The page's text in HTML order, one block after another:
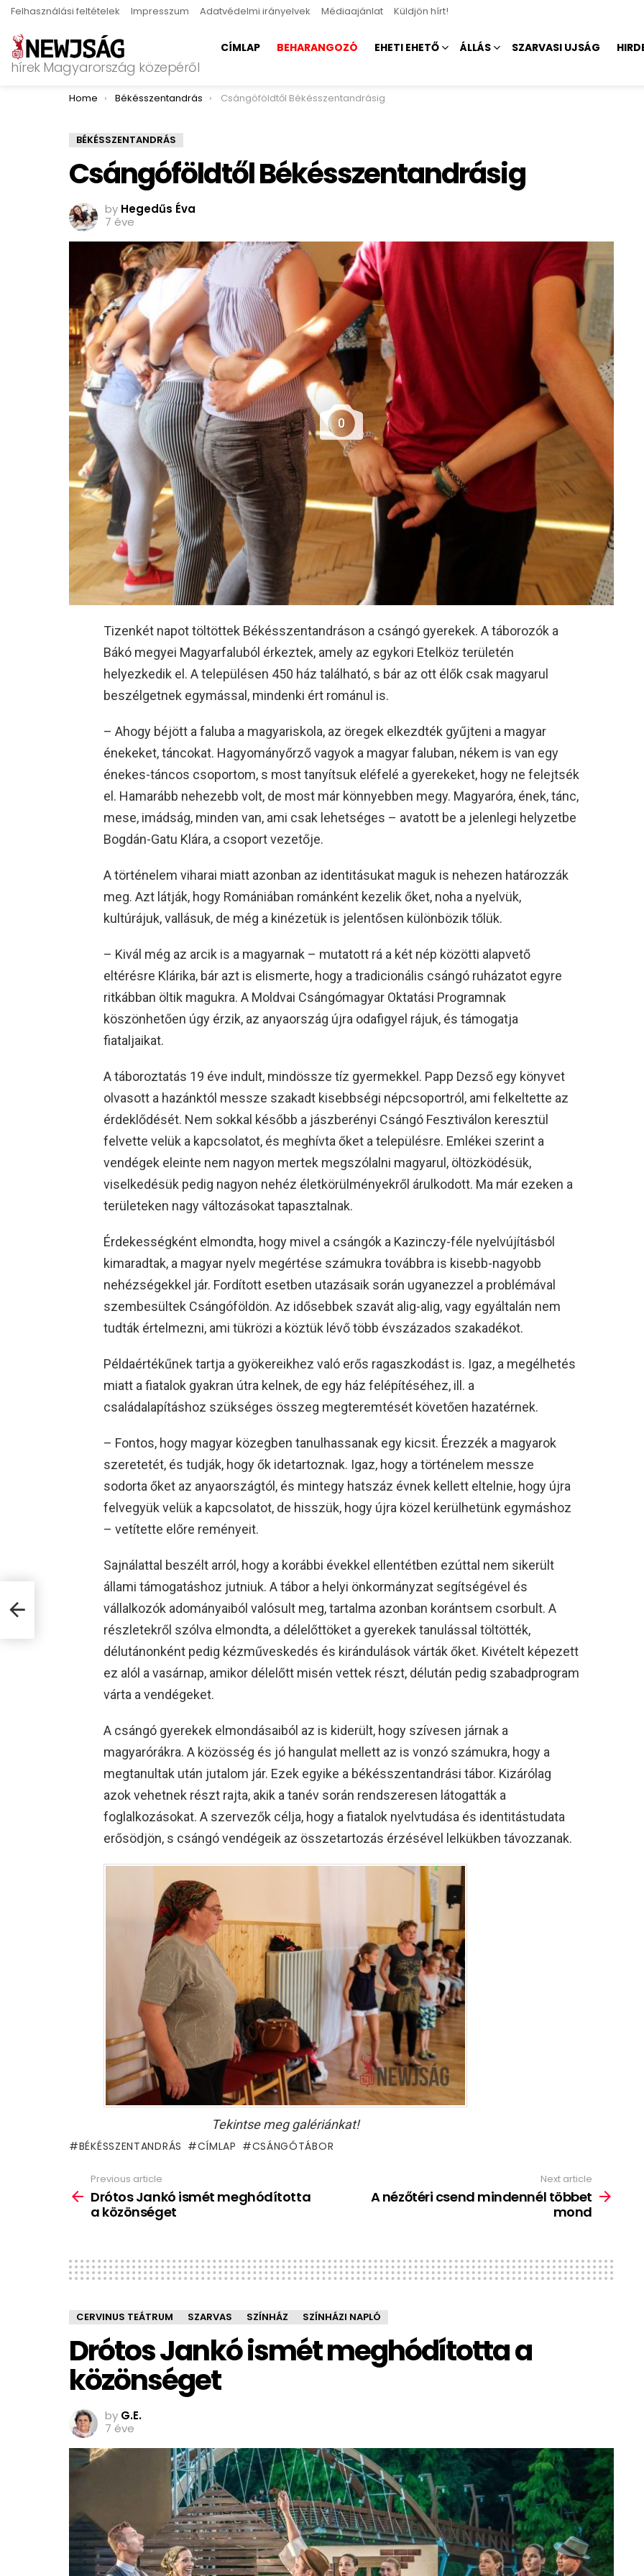
Felhasználási feltételek Impresszum Adatvédelmi irányelvek Médiaajánlat Küldjön hírt!
hírek Magyarország közepéről
CÍMLAP BEHARANGOZÓ EHETI EHETŐ ÁLLÁS SZARVASI UJSÁG
You are here:
Home Békésszentandrás Csángóföldtől Békésszentandrásig
BÉKÉSSZENTANDRÁS
Csángóföldtől Békésszentandrásig
by Hegedűs Éva
7 éve
0
Tizenkét napot töltöttek Békésszentandráson a csángó gyerekek. A táborozók a
Bákó megyei Magyarfaluból érkeztek, amely az egykori Etelköz területén
helyezkedik el. A településen 450 ház található, s bár az ott élők csak magyarul
beszélgetnek egymással, mindenki ért románul is.
– Ahogy béjött a faluba a magyariskola, az öregek elkezdték gyűjteni a magyar
énekeket, táncokat. Hagyományőrző vagyok a magyar faluban, nékem is van egy
énekes-táncos csoportom, s most tanyítsuk eléfelé a gyerekeket, hogy ne felejtsék
el. Hamarább nehezebb volt, de most már könnyebben megy. Magyaróra, ének, tánc,
mese, imádság, minden van, ami csak lehetséges – avatott be a jelenlegi helyzetbe
Bogdán-Gatu Klára, a csoport vezetője.
A történelem viharai miatt azonban az identitásukat maguk is nehezen határozzák
meg. Azt látják, hogy Romániában románként kezelik őket, noha a nyelvük,
kultúrájuk, vallásuk, de még a kinézetük is jelentősen különbözik tőlük.
– Kivál még az arcik is a magyarnak – mutatott rá a két nép közötti alapvető
eltérésre Klárika, bár azt is elismerte, hogy a tradicionális csángó ruházatot egyre
ritkábban öltik magukra. A Moldvai Csángómagyar Oktatási Programnak
köszönhetően úgy érzik, az anyaország újra odafigyel rájuk, és támogatja
fiataljaikat.
A táboroztatás 19 éve indult, mindössze tíz gyermekkel. Papp Dezső egy könyvet
olvasott a hazánktól messze szakadt kisebbségi népcsoportról, ami felkeltette az
érdeklődését. Nem sokkal később a jászberényi Csángó Fesztiválon keresztül
felvette velük a kapcsolatot, és meghívta őket a településre. Emlékei szerint a
vendégek eleinte nem nagyon mertek megszólalni magyarul, öltözködésük,
viselkedésük pedig nagyon nehéz életkörülményekről árulkodott. Ma már ezeken a
területeken nagy változásokat tapasztalnak.
Érdekességként elmondta, hogy mivel a csángók a Kazinczy-féle nyelvújításból
kimaradtak, a magyar nyelv megértése számukra továbbra is kisebb-nagyobb
nehézségekkel jár. Fordított esetben utazásaik során ugyanezzel a problémával
szembesültek Csángóföldön. Az idősebbek szavát alig-alig, vagy egyáltalán nem
tudták értelmezni, ami tükrözi a köztük lévő több évszázados szakadékot.
Példaértékűnek tartja a gyökereikhez való erős ragaszkodást is. Igaz, a megélhetés
miatt a fiatalok gyakran útra kelnek, de egy ház felépítéséhez, ill. a
családalapításhoz szükséges összeg megteremtését követően hazatérnek.
– Fontos, hogy magyar közegben tanulhassanak egy kicsit. Érezzék a magyarok
szeretetét, és tudják, hogy ők idetartoznak. Igaz, hogy a történelem messze
sodorta őket az anyaországtól, és mintegy hatszáz évnek kellett eltelnie, hogy újra
felvegyük velük a kapcsolatot, de hisszük, hogy újra közel kerülhetünk egymáshoz
– vetítette előre reményeit.
Sajnálattal beszélt arról, hogy a korábbi évekkel ellentétben ezúttal nem sikerült
állami támogatáshoz jutniuk. A tábor a helyi önkormányzat segítségével és
vállalkozók adományaiból valósult meg, tartalma azonban korántsem csorbult. A
részletekről szólva elmondta, a délelőttöket a gyerekek tanulással töltötték,
délutánonként pedig kézműveskedés és kirándulások várták őket. Kivételt képezett
ez alól a vasárnap, amikor délelőtt misén vettek részt, délután pedig szabadprogram
várta a vendégeket.
A csángó gyerekek elmondásaiból az is kiderült, hogy szívesen járnak a
magyarórákra. A közösség és jó hangulat mellett az is vonzó számukra, hogy a
megtanultak után jutalom jár. Ezek egyike a békésszentandrási tábor. Kizárólag
azok vehetnek részt rajta, akik a tanév során rendszeresen látogatták a
foglalkozásokat. A szervezők célja, hogy a fiatalok nyelvtudása és identitástudata
erősödjön, s csángó vendégeik az összetartozás érzésével lelkükben távozzanak.
Tekintse meg galériánkat!
BÉKÉSSZENTANDRÁS CÍMLAP CSÁNGÓTÁBOR
more
Previous article
Drótos Jankó ismét meghódította
a közönséget
Next article
A nézőtéri csend mindennél többet
mond
CERVINUS TEÁTRUM SZARVAS SZÍNHÁZ SZÍNHÁZI NAPLÓ
Drótos Jankó ismét meghódította a
közönséget
by G.E.
7 éve